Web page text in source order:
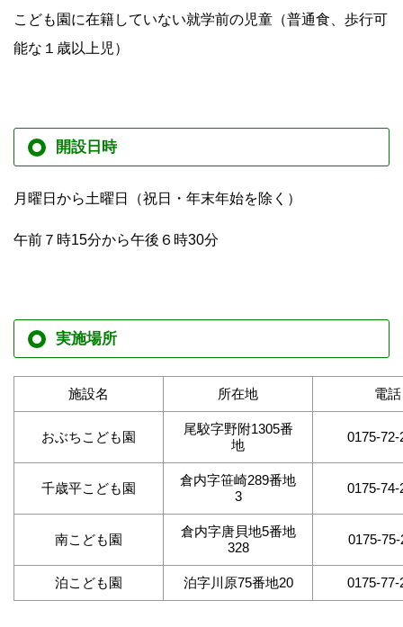
こども園に在籍していない就学前の児童（普通食、歩行可
能な１歳以上児）
開設日時
月曜日から土曜日（祝日・年末年始を除く）
午前７時15分から午後６時30分
実施場所
施設名 所在地 電話
おぶちこども園
尾駮字野附1305番
地
0175-72-
千歳平こども園
倉内字笹崎289番地
3
0175-74-
南こども園
倉内字唐貝地5番地
328
0175-75-
泊こども園 泊字川原75番地20 0175-77-